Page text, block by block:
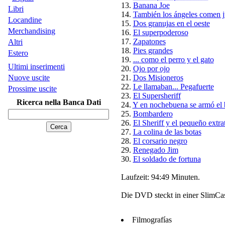
Libri
Locandine
Merchandising
Altri
Estero
Ultimi inserimenti
Nuove uscite
Prossime uscite
Ricerca nella Banca Dati
13. Banana Joe
14. También los ángeles comen
15. Dos granujas en el oeste
16. El superpoderoso
17. Zapatones
18. Pies grandes
19. ... como el perro y el gato
20. Ojo por ojo
21. Dos Misioneros
22. Le llamaban... Pegafuerte
23. El Supersheriff
24. Y en nochebuena se armó el
25. Bombardero
26. El Sheriff y el pequeño
27. La colina de las botas
28. El corsario negro
29. Renegado Jim
30. El soldado de fortuna
Laufzeit: 94:49 Minuten.
Die DVD steckt in einer
Filmografías